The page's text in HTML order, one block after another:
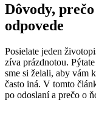
Dôvody,
odpovede
Posielate jeden
zíva prázdnotou.
sme si želali, aby vám
často iná. V tomto
po odoslaní a prečo o